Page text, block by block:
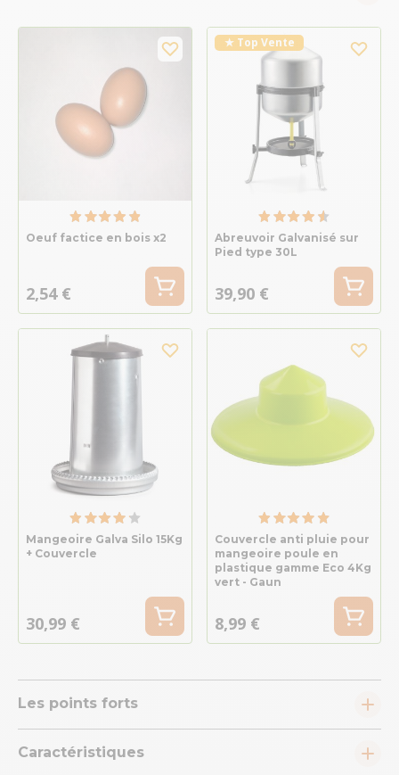
Oeuf factice en bois x2
2,54 €
★ Top Vente
Abreuvoir Galvanisé sur
Pied type 30L
39,90 €
Mangeoire Galva Silo 15Kg
+ Couvercle
30,99 €
Couvercle anti pluie pour
mangeoire poule en
plastique gamme Eco 4Kg
vert - Gaun
8,99 €
Les points forts
Caractéristiques